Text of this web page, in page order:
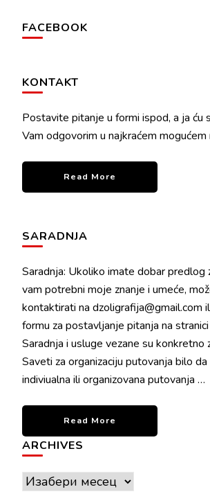
FACEBOOK
KONTAKT
Postavite pitanje u formi ispod, a ja ću
Vam odgovorim u najkraćem mogućem
Read More
SARADNJA
Saradnja: Ukoliko imate dobar predlog
vam potrebni moje znanje i umeće,
kontaktirati na dzoligrafija@gmail.com
formu za postavljanje pitanja na
Saradnja i usluge vezane su konkretno
Saveti za organizaciju putovanja bilo
indiviualna ili organizovana putovanja …
Read More
ARCHIVES
Archives